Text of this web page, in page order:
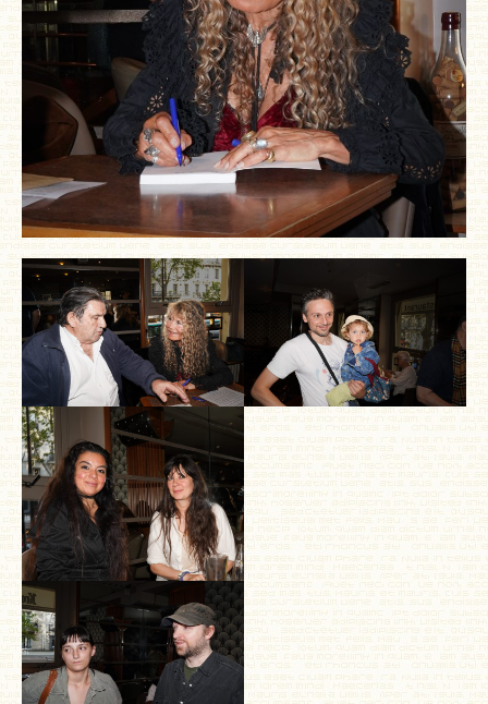
MÉMOIRES, RÉCITS
POLARS ET THRILLERS
ROMANS
NOUVELLES
POÉSIE
COFFRETS
AUTEURS
LES CADEAUX
LES ÉDITIONS GLYPHE